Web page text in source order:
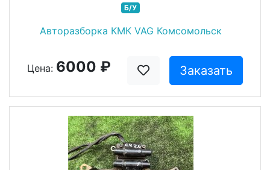
Б/У
Авторазборка КМК VAG Комсомольск
Цена: 6000 ₽ Заказать